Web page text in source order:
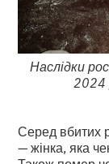
Наслідки
2024
Серед вбитих
— жінка, яка